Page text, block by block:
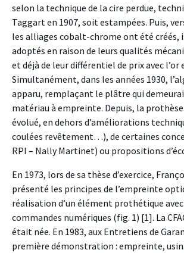
selon la technique de la cire perdue,
Taggart en 1907, soit estampées. Puis,
les alliages cobalt-chrome ont été
adoptés en raison de leurs qualités
et déjà de leur différentiel de prix avec l’or
Simultanément, dans les années 1930,
apparu, remplaçant le plâtre qui
matériau à empreinte. Depuis, la
évolué, en dehors d’améliorations
coulées revêtement…), de certaines
RPI – Nally Martinet) ou propositions
En 1973, lors de sa thèse d’exercice,
présenté les principes de l’empreinte
réalisation d’un élément prothétique avec
commandes numériques (fig. 1) [1]. La
était née. En 1983, aux Entretiens de
première démonstration : empreinte,